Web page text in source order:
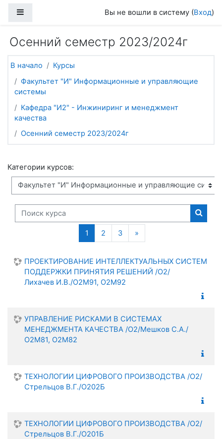
Вы не вошли в систему (Вход)
Осенний семестр 2023/2024г
В начало
Курсы
Факультет "И" Информационные и управляющие
системы
Кафедра "И2" - Инжиниринг и менеджмент
качества
Осенний семестр 2023/2024г
Категории курсов:
Поиск курса
Поиск
1 (текущая)
2 3 »Следующая страница
ПРОЕКТИРОВАНИЕ ИНТЕЛЛЕКТУАЛЬНЫХ СИСТЕМ
ПОДДЕРЖКИ ПРИНЯТИЯ РЕШЕНИЙ /О2/
Лихачев И.В./О2М91, О2М92
УПРАВЛЕНИЕ РИСКАМИ В СИСТЕМАХ
МЕНЕДЖМЕНТА КАЧЕСТВА /О2/Мешков С.А./
О2М81, О2М82
ТЕХНОЛОГИИ ЦИФРОВОГО ПРОИЗВОДСТВА /О2/
Стрельцов В.Г./О202Б
ТЕХНОЛОГИИ ЦИФРОВОГО ПРОИЗВОДСТВА /О2/
Стрельцов В.Г./О201Б